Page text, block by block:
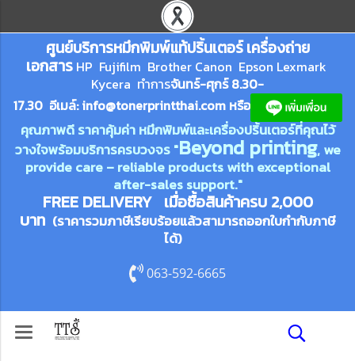
ศูนย์บริการหมึกพิมพ์แท้ปริ้นเตอร์ เครื่องถ่าย
เอกสาร HP Fujifilm Brother Canon Epson Lexmark
Kycera ทำการจันทร์-ศุกร์ 8.30-
17.30 อีเมล์:info@tonerprintthai.com หรือ
คุณภาพดี ราคาคุ้มค่า หมึกพิมพ์และเครื่องปริ้นเตอร์ที่คุณไว้
วางใจพร้อมบริการครบวงจร "Beyond printing, we
provide care – reliable products with exceptional
after-sales support."
FREE DELIVERY เมื่อซื้อสินค้าครบ 2,000
บาท (ราคารวมภาษีเรียบร้อยแล้วสามารถออกใบกำกับภาษี
ได้)
063-592-6665